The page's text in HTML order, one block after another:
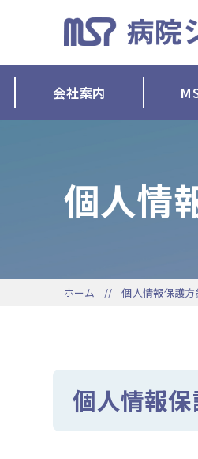
会社案内
個人情
ホーム 個人情報保護方
個人情報